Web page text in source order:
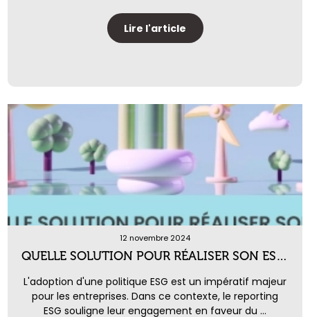
Lire l'article
12 novembre 2024
QUELLE SOLUTION POUR RÉALISER SON ESG REPORTING ?
L'adoption d'une politique ESG est un impératif majeur
pour les entreprises. Dans ce contexte, le reporting
ESG souligne leur engagement en faveur du ...